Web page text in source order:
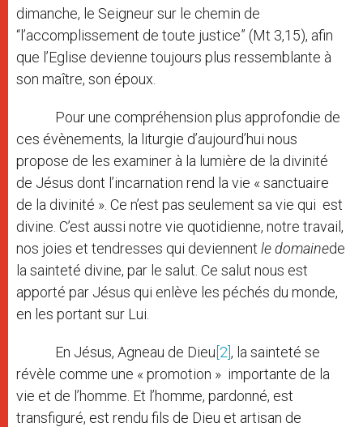
dimanche, le Seigneur sur le chemin de
“l’accomplissement de toute justice” (Mt 3,15), afin
que l’Eglise devienne toujours plus ressemblante à
son maître, son époux.
Pour une compréhension plus approfondie de
ces évènements, la liturgie d’aujourd’hui nous
propose de les examiner à la lumière de la divinité
de Jésus dont l’incarnation rend la vie « sanctuaire
de la divinité ». Ce n’est pas seulement sa vie qui est
divine. C’est aussi notre vie quotidienne, notre travail,
nos joies et tendresses qui deviennent le domainede
la sainteté divine, par le salut. Ce salut nous est
apporté par Jésus qui enlève les péchés du monde,
en les portant sur Lui.
En Jésus, Agneau de Dieu [2] , la sainteté se
révèle comme une « promotion » importante de la
vie et de l’homme. Et l’homme, pardonné, est
transfiguré, est rendu fils de Dieu et artisan de